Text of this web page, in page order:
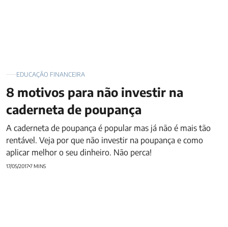
EDUCAÇÃO FINANCEIRA
8 motivos para não investir na
caderneta de poupança
A caderneta de poupança é popular mas já não é mais tão
rentável. Veja por que não investir na poupança e como
aplicar melhor o seu dinheiro. Não perca!
17/05/20177 MINS